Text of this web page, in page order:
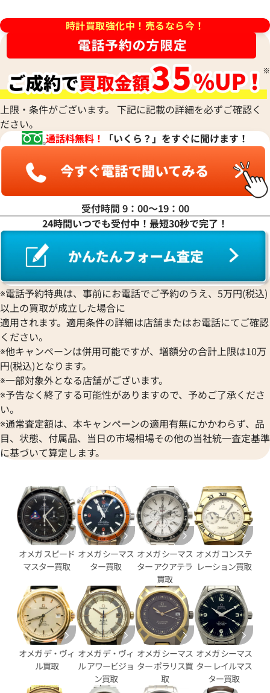
格
日時点の参考買取価格です
参考買取価格
※2025年9月27日時点の参考
テレーション
格
日時点の参考買取価格です
オメガ シーマスター アクア
スター 2806.52.37
参考買取価格
363,000円
ィル プレステージ
日時点の参考買取価格です
オメガ シーマスター 2595.30
参考買取価格
312,000円
※2025年1月27日時点の参考
時計買取強化中！売るなら今！
上限・条件がございます。 下記に記載の詳細を必ずご確認く
ださい。
通話料無料！
「いくら？」をすぐに聞けます！
受付時間 9：00〜19：00
24時間いつでも受付中！最短30秒で完了！
※電話予約特典は、事前にお電話でご予約のうえ、5万円(税込)
以上の買取が成立した場合に
適用されます。適用条件の詳細は店舗またはお電話にてご確認
ください。
※他キャンペーンは併用可能ですが、増額分の合計上限は10万
円(税込)となります。
※一部対象外となる店舗がございます。
※予告なく終了する可能性がありますので、予めご了承くださ
い。
※通常査定額は、本キャンペーンの適用有無にかかわらず、品
目、状態、付属品、当日の市場相場その他の当社統一査定基準
に基づいて算定します。
オメガ スピード
マスター買取
オメガ シーマス
ター買取
オメガ シーマス
ター アクアテラ
買取
オメガ コンステ
レーション買取
オメガ デ・ヴィ
ル買取
オメガ デ・ヴィ
ル アワービジョ
ン買取
オメガ シーマス
ター ポラリス買
取
オメガ シーマス
ター レイルマス
ター買取